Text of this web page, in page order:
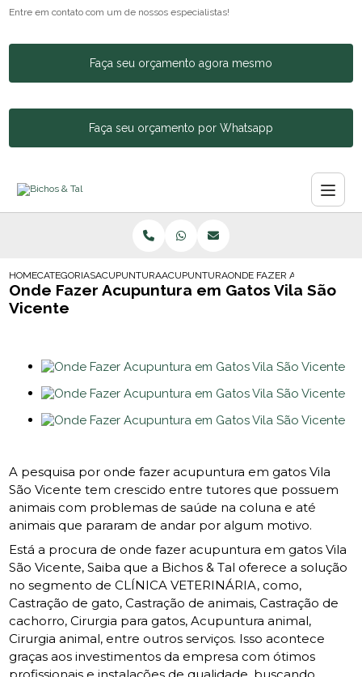
Entre em contato com um de nossos especialistas!
Faça seu orçamento agora mesmo
Faça seu orçamento por Whatsapp
HOMECATEGORIASACUPUNTURA ANIMALACUPUNTURA CACHORRO COLUNA
ONDE FAZER ACUPUNTURA
Onde Fazer Acupuntura em Gatos Vila São
Vicente
A pesquisa por onde fazer acupuntura em gatos Vila
São Vicente tem crescido entre tutores que possuem
animais com problemas de saúde na coluna e até
animais que pararam de andar por algum motivo.
Está a procura de onde fazer acupuntura em gatos Vila
São Vicente, Saiba que a Bichos & Tal oferece a solução
no segmento de CLÍNICA VETERINÁRIA, como,
Castração de gato, Castração de animais, Castração de
cachorro, Cirurgia para gatos, Acupuntura animal,
Cirurgia animal, entre outros serviços. Isso acontece
graças aos investimentos da empresa com ótimos